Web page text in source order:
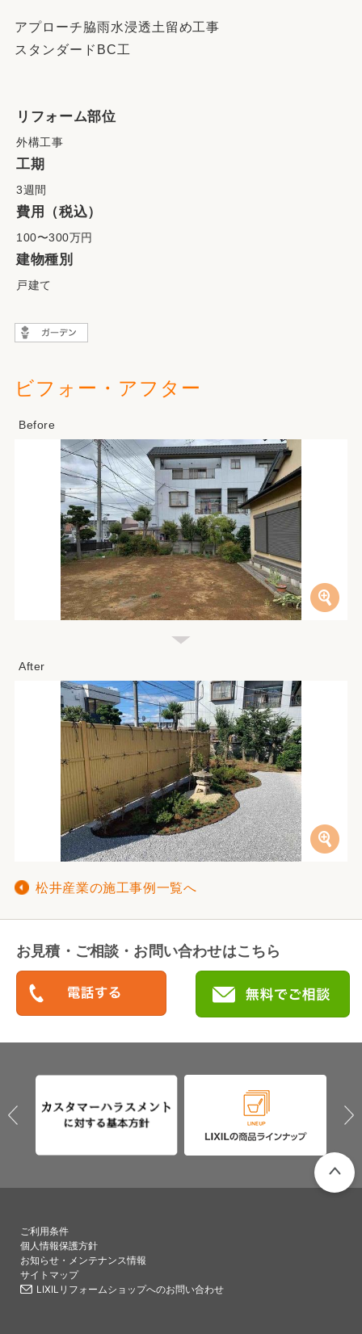
アプローチ脇雨水浸透土留め工事
スタンダードBC工
リフォーム部位
外構工事
工期
3週間
費用（税込）
100〜300万円
建物種別
戸建て
ビフォー・アフター
松井産業の施工事例一覧へ
お見積・ご相談・お問い合わせはこちら
ご利用条件
個人情報保護方針
お知らせ・メンテナンス情報
サイトマップ
LIXILリフォームショップへのお問い合わせ